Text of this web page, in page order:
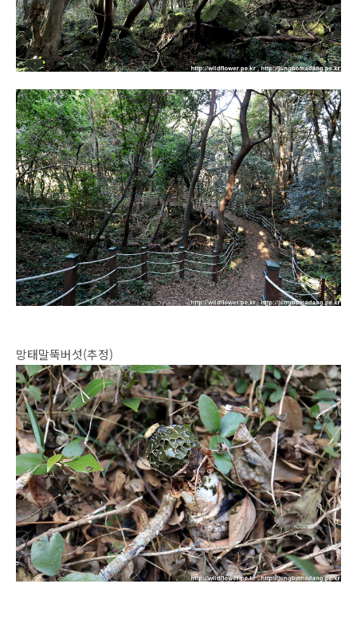
망태말뚝버섯(추정)